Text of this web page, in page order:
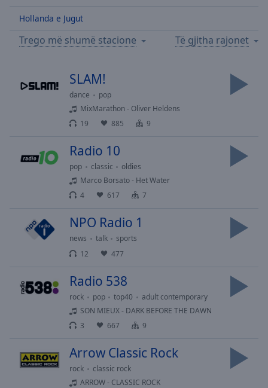
Seek to
currently
behind
Time-
descriptions
Subtitles
settings
Hollanda e Jugut
Trego më shumë stacione Të gjitha rajonet
SLAM!
dance
pop
MixMarathon - Oliver Heldens
19
885 9
Radio 10
pop classic
oldies
Marco Borsato - Het Water
4
617 7
NPO Radio 1
news talk
sports
12
477
Radio 538
rock pop top40
adult contemporary
SON MIEUX - DARK BEFORE THE DAWN
3
667 9
Arrow Classic Rock
rock
classic rock
ARROW - CLASSIC ROCK